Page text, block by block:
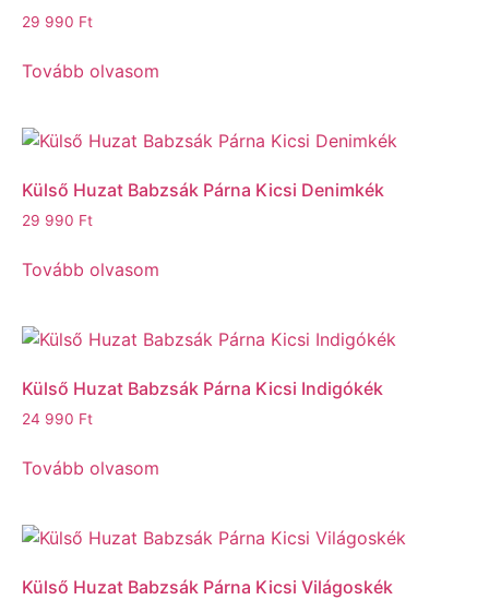
29 990 Ft
Tovább olvasom
Külső Huzat Babzsák Párna Kicsi Denimkék
29 990 Ft
Tovább olvasom
Külső Huzat Babzsák Párna Kicsi Indigókék
24 990 Ft
Tovább olvasom
Külső Huzat Babzsák Párna Kicsi Világoskék